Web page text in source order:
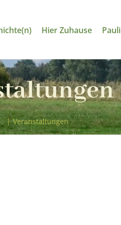
Hier Zuhause
| Veranstaltungen